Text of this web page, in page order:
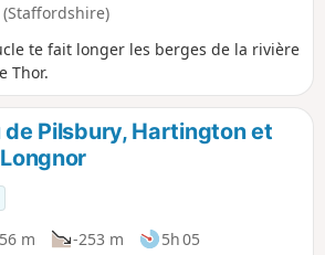
te fait longer les berges de la rivière
Thor.
de Pilsbury, Hartington et
m -253 m
5h 05